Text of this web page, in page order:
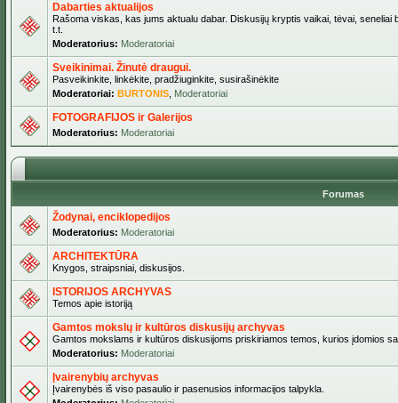
Dabarties aktualijos
Rašoma viskas, kas jums aktualu dabar. Diskusijų kryptis vaikai, tėvai, seneliai
t.t.
Moderatorius: Moderatoriai
Sveikinimai. Žinutė draugui.
Pasveikinkite, linkėkite, pradžiuginkite, susirašinėkite
Moderatoriai: BURTONIS Moderatoriai
FOTOGRAFIJOS ir Galerijos
Moderatorius: Moderatoriai
Forumas
Žodynai, enciklopedijos
Moderatorius: Moderatoriai
ARCHITEKTŪRA
Knygos, straipsniai, diskusijos.
ISTORIJOS ARCHYVAS
Temos apie istoriją
Gamtos mokslų ir kultūros diskusijų archyvas
Gamtos mokslams ir kultūros diskusijoms priskiriamos temos, kurios įdomios
Moderatorius: Moderatoriai
Įvairenybių archyvas
Įvairenybės iš viso pasaulio ir pasenusios informacijos talpykla.